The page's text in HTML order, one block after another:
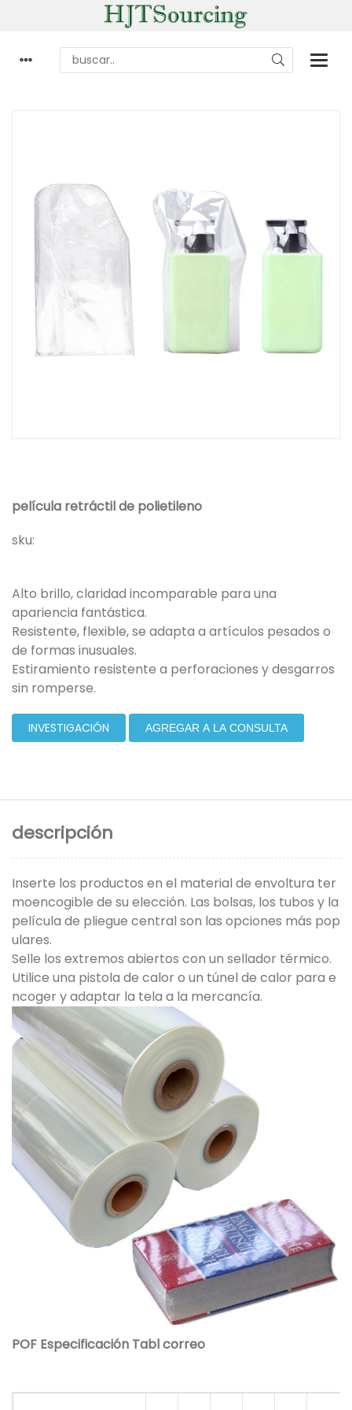
película retráctil de polietileno
sku:
Alto brillo, claridad incomparable para una
apariencia fantástica.
Resistente, flexible, se adapta a artículos pesados ​​o
de formas inusuales.
Estiramiento resistente a perforaciones y desgarros
sin romperse.
INVESTIGACIÓN AGREGAR A LA CONSULTA
descripción
Inserte los productos en el material de envoltura ter
moencogible de su elección. Las bolsas, los tubos y la
película de pliegue central son las opciones más pop
ulares.
Selle los extremos abiertos con un sellador térmico.
Utilice una pistola de calor o un túnel de calor para e
ncoger y adaptar la tela a la mercancía.
POF Especificación Tablcorreo